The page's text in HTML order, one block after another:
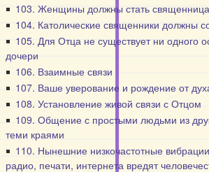
103. Женщины должны стать
104. Католические священники должны
105. Для Отца не существует ни одного
дочери
106. Взаимные связи
107. Ваше уверование и рождение от
108. Установление живой связи с Отцом
109. Общение с простыми людьми из
теми краями
110. Нынешние низкочастотные
радио, печати, интернета вредят